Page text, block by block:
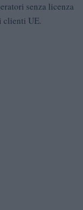
senza licenza
clienti UE.